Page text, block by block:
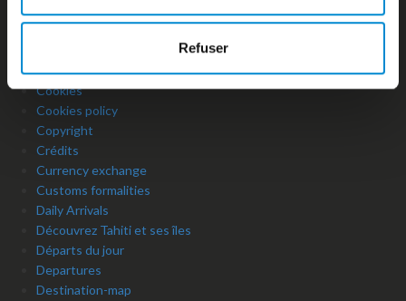
Refuser
Comptoir d’information
Contacts utiles
Cookies
Cookies policy
Copyright
Crédits
Currency exchange
Customs formalities
Daily Arrivals
Découvrez Tahiti et ses îles
Départs du jour
Departures
Destination-map